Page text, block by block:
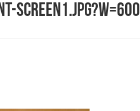
screen1.jpg?w=600